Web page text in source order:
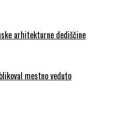
arhitekturne dediščine
mestno veduto